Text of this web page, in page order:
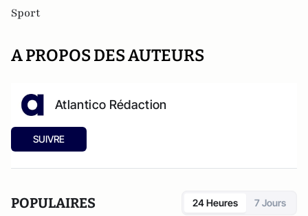
Sport
A PROPOS DES AUTEURS
Atlantico Rédaction
SUIVRE
POPULAIRES 24 Heures 7 Jours